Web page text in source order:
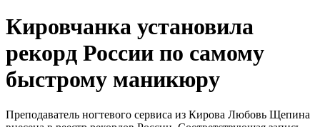
Кировчанка установила
рекорд России по самому
быстрому маникюру
Преподаватель ногтевого сервиса из Кирова Любовь Щепина